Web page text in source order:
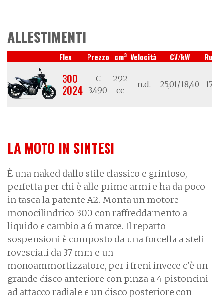
ALLESTIMENTI
Flex Prezzo cm3 Velocità CV/kW
300
2024
€
3.490
292
cc
n.d. 25,01/18,40 17/
LA MOTO IN SINTESI
È una naked dallo stile classico e grintoso,
perfetta per chi è alle prime armi e ha da poco
in tasca la patente A2. Monta un motore
monocilindrico 300 con raffreddamento a
liquido e cambio a 6 marce. Il reparto
sospensioni è composto da una forcella a steli
rovesciati da 37 mm e un
monoammortizzatore, per i freni invece c'è un
grande disco anteriore con pinza a 4 pistoncini
ad attacco radiale e un disco posteriore con